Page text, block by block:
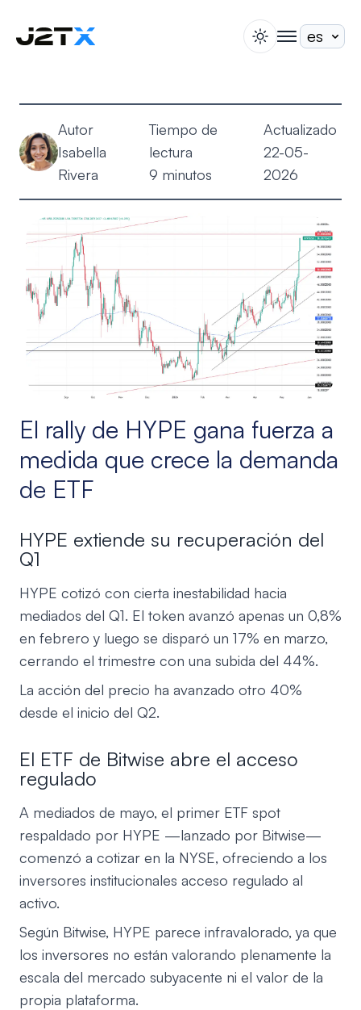
Blog
Ayuda
Acerca de
Abrir Cuenta
Iniciar Sesión
switch theme
togglenav
Autor
Isabella
Rivera
Tiempo de
lectura
9 minutos
Actualizado
22-05-
2026
El rally de HYPE gana fuerza a
medida que crece la demanda
de ETF
HYPE extiende su recuperación del
Q1
HYPE cotizó con cierta inestabilidad hacia
mediados del Q1. El token avanzó apenas un 0,8%
en febrero y luego se disparó un 17% en marzo,
cerrando el trimestre con una subida del 44%.
La acción del precio ha avanzado otro 40%
desde el inicio del Q2.
El ETF de Bitwise abre el acceso
regulado
A mediados de mayo, el primer ETF spot
respaldado por HYPE —lanzado por Bitwise—
comenzó a cotizar en la NYSE, ofreciendo a los
inversores institucionales acceso regulado al
activo.
Según Bitwise, HYPE parece infravalorado, ya que
los inversores no están valorando plenamente la
escala del mercado subyacente ni el valor de la
propia plataforma.